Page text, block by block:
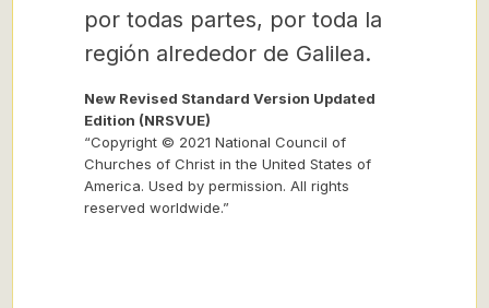
por todas partes, por toda la
región alrededor de Galilea.
New Revised Standard Version Updated
Edition (NRSVUE)
“Copyright © 2021 National Council of
Churches of Christ in the United States of
America. Used by permission. All rights
reserved worldwide.”